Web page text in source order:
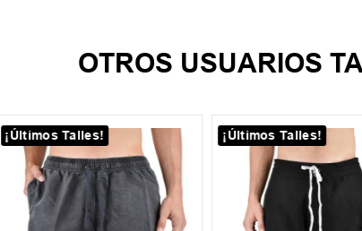
OTROS USUARIOS
¡Últimos Talles! ¡Últimos Talles!